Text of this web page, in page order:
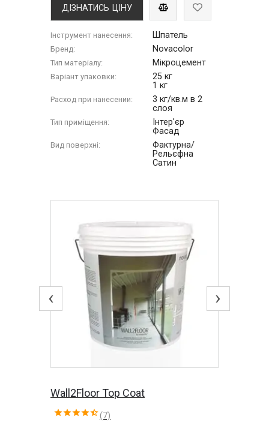
ДІЗНАТИСЬ ЦІНУ
Інструмент нанесення: Шпатель
Бренд: Novacolor
Тип матеріалу: Мікроцемент
Варіант упаковки:
25 кг
1 кг
Расход при нанесении:
3 кг/кв.м в 2
слоя
Тип приміщення:
Інтер'єр
Фасад
Вид поверхні:
Фактурна/
Рельєфна
Сатин
‹ ›
Wall2Floor Top Coat
(7)